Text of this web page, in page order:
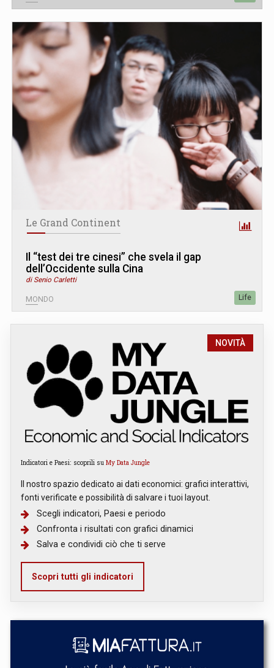
Le Grand Continent
Il “test dei tre cinesi” che svela il gap
dell’Occidente sulla Cina
di Senio Carletti
MONDO Life
NOVITÀ
Indicatori e Paesi: scoprili su My Data Jungle
Il nostro spazio dedicato ai dati economici: grafici interattivi,
fonti verificate e possibilità di salvare i tuoi layout.
Scegli indicatori, Paesi e periodo
Confronta i risultati con grafici dinamici
Salva e condividi ciò che ti serve
Scopri tutti gli indicatori